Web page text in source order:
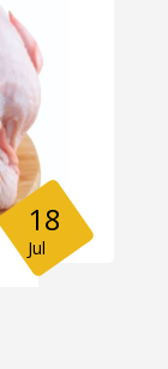
18
Jul